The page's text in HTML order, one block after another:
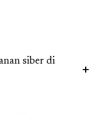
siber di